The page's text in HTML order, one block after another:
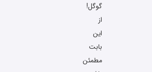
گوگل!
از
این
بابت
مطمئن